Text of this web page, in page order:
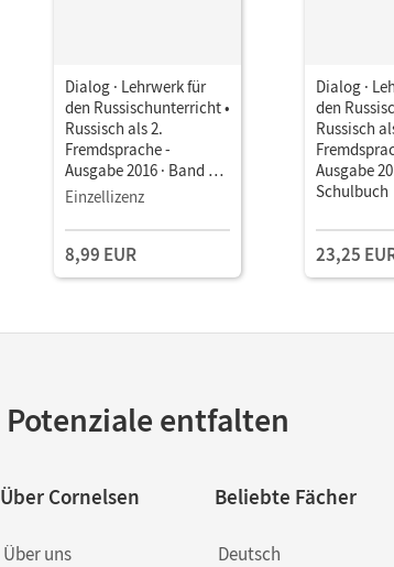
Dialog · Lehrwerk für
den Russischunterricht •
Russisch als 2.
Fremdsprache -
Ausgabe 2016 · Band 3 •
Schulbuch als E-Book
Einzellizenz
8,99 EUR
Dialog ·
den
Russisch
Ausgabe
Schulbuch
23,25
Potenziale entfalten
Über Cornelsen
Über uns
Beliebte Fächer
Deutsch